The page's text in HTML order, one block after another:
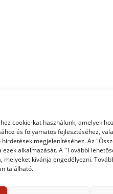
cookie-kat használunk, amelyek
és folyamatos fejlesztéséhez,
megjelenítéséhez. Az
alkalmazását. A "További
melyeket kívánja engedélyezni.
található.
oldal lett… De hát adott volt a